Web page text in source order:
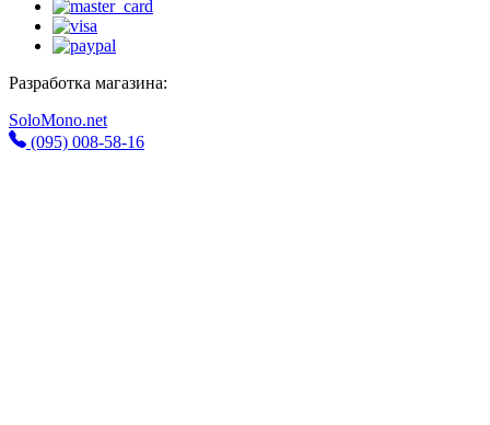
Разработка магазина:
SoloMono.net
(095) 008-58-16